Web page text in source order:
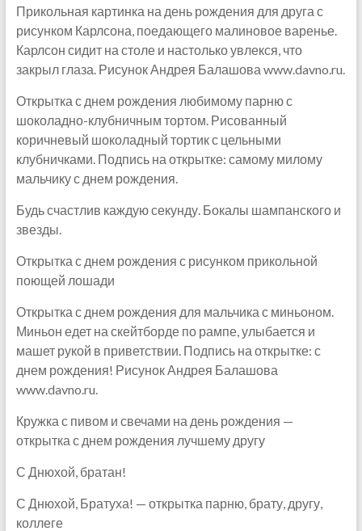
Прикольная картинка на день рождения для друга с
рисунком Карлсона, поедающего малиновое варенье.
Карлсон сидит на столе и настолько увлекся, что
закрыл глаза. Рисунок Андрея Балашова www.davno.ru.
Открытка с днем рождения любимому парню с
шоколадно-клубничным тортом. Рисованный
коричневый шоколадный тортик с цельными
клубничками. Подпись на открытке: самому милому
мальчику с днем рождения.
Будь счастлив каждую секунду. Бокалы шампанского и
звезды.
Открытка с днем рождения с рисунком прикольной
поющей лошади
Открытка с днем рождения для мальчика с миньоном.
Миньон едет на скейтборде по рампе, улыбается и
машет рукой в приветствии. Подпись на открытке: с
днем рождения! Рисунок Андрея Балашова
www.davno.ru.
Кружка с пивом и свечами на день рождения —
открытка с днем рождения лучшему другу
С Днюхой, братан!
С Днюхой, Братуха! — открытка парню, брату, другу,
коллеге